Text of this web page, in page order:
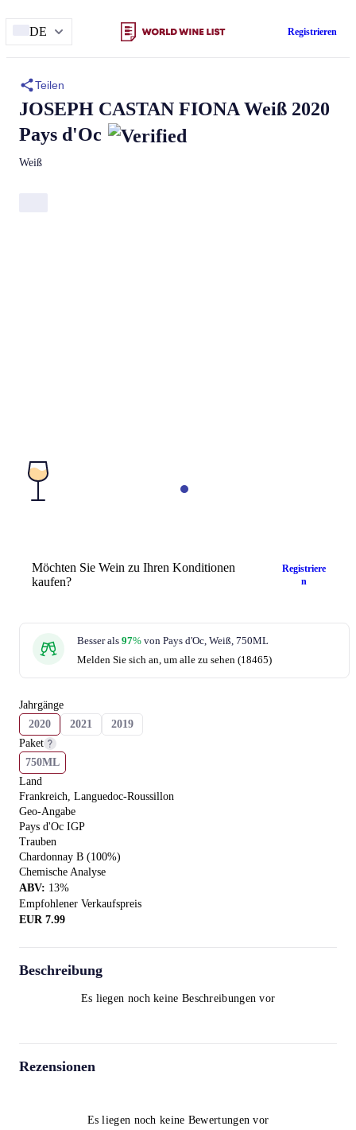
DE Registrieren
Möchten Sie Wein zu Ihren Konditionen
kaufen?
Registriere
n
Besser als 97% von Pays d'Oc, Weiß, 750ML
Melden Sie sich an, um alle zu sehen (18465)
Jahrgänge
2020
2021
2019
Paket
750ML
Land
Frankreich, Languedoc-Roussillon
Geo-Angabe
Pays d'Oc IGP
Trauben
Chardonnay B (100%)
Chemische Analyse
ABV: 13%
Empfohlener Verkaufspreis
EUR 7.99
Teilen
JOSEPH CASTAN FIONA Weiß 2020
Pays d'Oc
Weiß
Beschreibung
Es liegen noch keine Beschreibungen vor
Rezensionen
Es liegen noch keine Bewertungen vor